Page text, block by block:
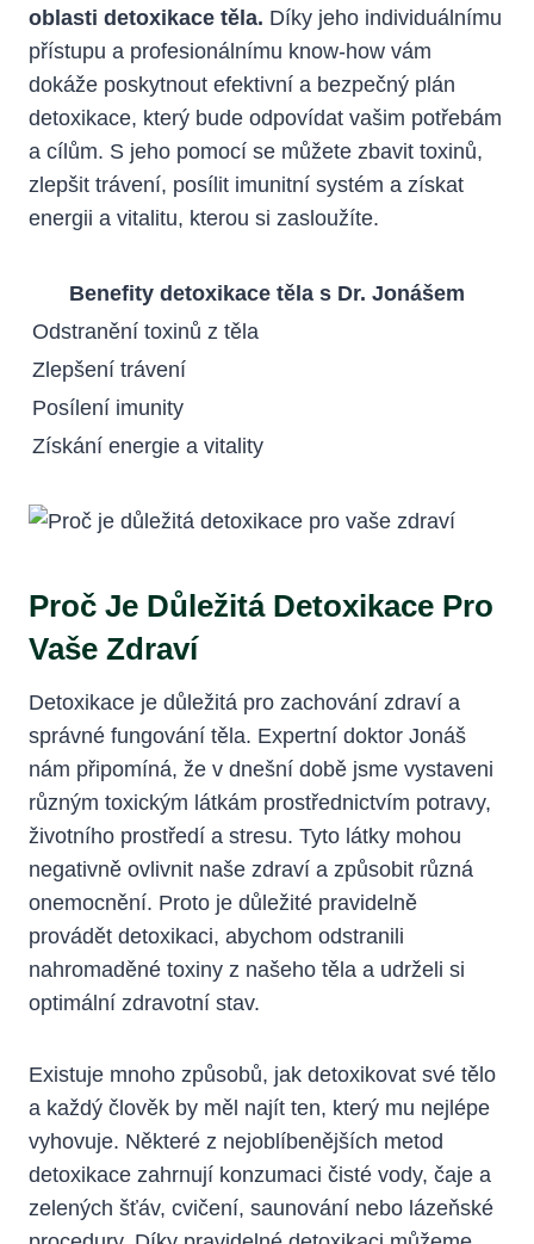
oblasti detoxikace těla. Díky jeho individuálnímu
přístupu a profesionálnímu know-how vám
dokáže poskytnout efektivní a bezpečný plán
detoxikace, který bude odpovídat vašim potřebám
a cílům. S jeho pomocí se můžete zbavit toxinů,
zlepšit trávení, posílit imunitní systém a získat
energii a vitalitu, kterou si zasloužíte.
Benefity detoxikace těla s Dr. Jonášem
Odstranění toxinů z těla
Zlepšení trávení
Posílení imunity
Získání energie a vitality
Proč Je Důležitá Detoxikace Pro
Vaše Zdraví
Detoxikace je důležitá pro zachování zdraví a
správné fungování těla. Expertní doktor Jonáš
nám připomíná, že v dnešní době jsme vystaveni
různým toxickým látkám prostřednictvím potravy,
životního prostředí a stresu. Tyto látky mohou
negativně ovlivnit naše zdraví a způsobit různá
onemocnění. Proto je důležité pravidelně
provádět detoxikaci, abychom odstranili
nahromaděné toxiny z našeho těla a udrželi si
optimální zdravotní stav.
Existuje mnoho způsobů, jak detoxikovat své tělo
a každý člověk by měl najít ten, který mu nejlépe
vyhovuje. Některé z nejoblíbenějších metod
detoxikace zahrnují konzumaci čisté vody, čaje a
zelených šťáv, cvičení, saunování nebo lázeňské